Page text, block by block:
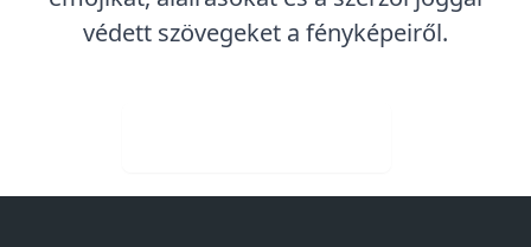
védett szövegeket a fényképeiről.